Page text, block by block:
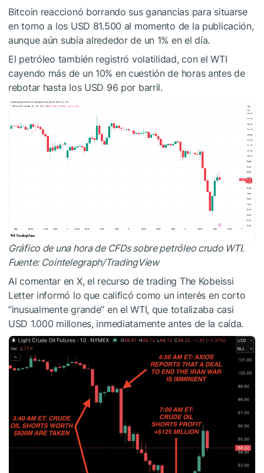
Bitcoin reaccionó borrando sus ganancias para situarse
en torno a los USD 81.500 al momento de la publicación,
aunque aún subía alrededor de un 1% en el día.
El petróleo también registró volatilidad, con el WTI
cayendo más de un 10% en cuestión de horas antes de
rebotar hasta los USD 96 por barril.
Gráfico de una hora de CFDs sobre petróleo crudo WTI.
Fuente: Cointelegraph/TradingView
Al comentar en X, el recurso de trading The Kobeissi
Letter informó lo que calificó como un interés en corto
“inusualmente grande” en el WTI, que totalizaba casi
USD 1.000 millones, inmediatamente antes de la caída.